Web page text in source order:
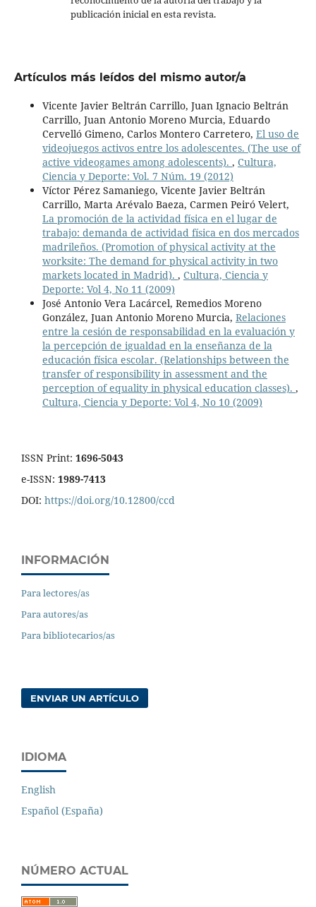
publicación inicial en esta revista.
Artículos más leídos del mismo autor/a
Vicente Javier Beltrán Carrillo, Juan Ignacio Beltrán
Carrillo, Juan Antonio Moreno Murcia, Eduardo
Cervelló Gimeno, Carlos Montero Carretero, El uso de
videojuegos activos entre los adolescentes. (The use of
active videogames among adolescents). , Cultura,
Ciencia y Deporte: Vol. 7 Núm. 19 (2012)
Víctor Pérez Samaniego, Vicente Javier Beltrán
Carrillo, Marta Arévalo Baeza, Carmen Peiró Velert,
La promoción de la actividad física en el lugar de
trabajo: demanda de actividad física en dos mercados
madrileños. (Promotion of physical activity at the
worksite: The demand for physical activity in two
markets located in Madrid). , Cultura, Ciencia y
Deporte: Vol 4, No 11 (2009)
José Antonio Vera Lacárcel, Remedios Moreno
González, Juan Antonio Moreno Murcia, Relaciones
entre la cesión de responsabilidad en la evaluación y
la percepción de igualdad en la enseñanza de la
educación física escolar. (Relationships between the
transfer of responsibility in assessment and the
perception of equality in physical education classes). ,
Cultura, Ciencia y Deporte: Vol 4, No 10 (2009)
ISSN Print: 1696-5043
e-ISSN: 1989-7413
DOI: https://doi.org/10.12800/ccd
INFORMACIÓN
Para lectores/as
Para autores/as
Para bibliotecarios/as
ENVIAR UN ARTÍCULO
IDIOMA
English
Español (España)
NÚMERO ACTUAL